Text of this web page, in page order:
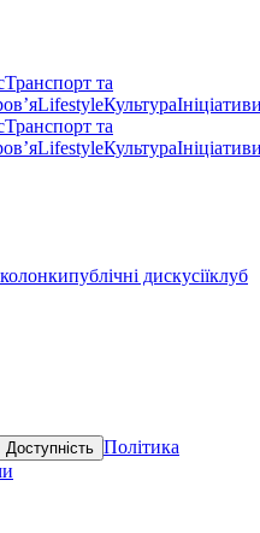
Транспорт та
LifestyleКультура
Транспорт та
LifestyleКультура
колонкипублічні дискусіїклуб
Доступність Політика